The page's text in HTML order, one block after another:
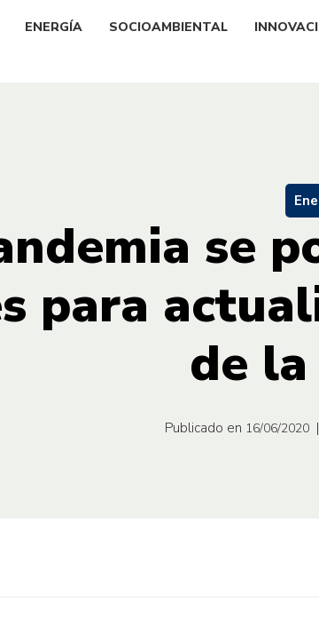
ENERGÍA SOCIOAMBIENTAL
se
para
de
Publicado en 16/06/2020